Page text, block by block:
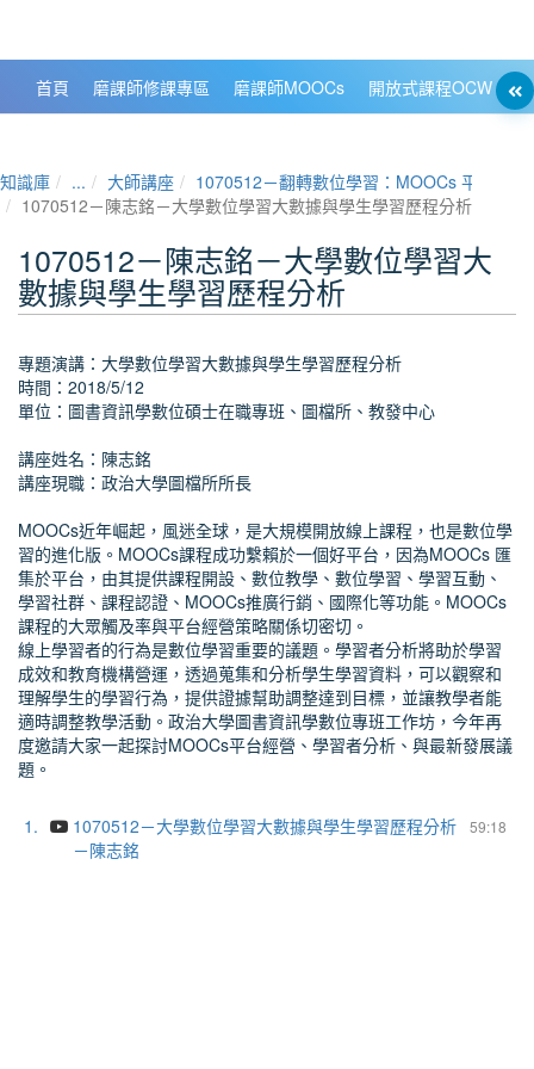
首頁 磨課師修課專區 磨課師MOOCs 開放式課程OCW
知識庫 ... 大師講座
1070512－翻轉數位學習：MOOCs 平台經
1070512－陳志銘－大學數位學習大數據與學生學習歷程分析
1070512－陳志銘－大學數位學習大
數據與學生學習歷程分析
專題演講：大學數位學習大數據與學生學習歷程分析
時間：2018/5/12
單位：圖書資訊學數位碩士在職專班、圖檔所、教發中心
講座姓名：陳志銘
講座現職：政治大學圖檔所所長
MOOCs近年崛起，風迷全球，是大規模開放線上課程，也是數位學
習的進化版。MOOCs課程成功繫賴於一個好平台，因為MOOCs 匯
集於平台，由其提供課程開設、數位教學、數位學習、學習互動、
學習社群、課程認證、MOOCs推廣行銷、國際化等功能。MOOCs
課程的大眾觸及率與平台經營策略關係切密切。
線上學習者的行為是數位學習重要的議題。學習者分析將助於學習
成效和教育機構營運，透過蒐集和分析學生學習資料，可以觀察和
理解學生的學習行為，提供證據幫助調整達到目標，並讓教學者能
適時調整教學活動。政治大學圖書資訊學數位專班工作坊，今年再
度邀請大家一起探討MOOCs平台經營、學習者分析、與最新發展議
題。
1. 59:18
1070512－大學數位學習大數據與學生學習歷程分析
－陳志銘